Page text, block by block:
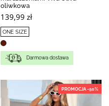
oliwkowa
139,99 zł
ONE SIZE
Darmowa dostawa
PROMOCJA -50%